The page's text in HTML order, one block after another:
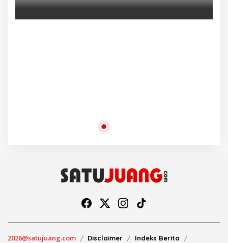
2026@satujuang.com Disclaimer Indeks Berita